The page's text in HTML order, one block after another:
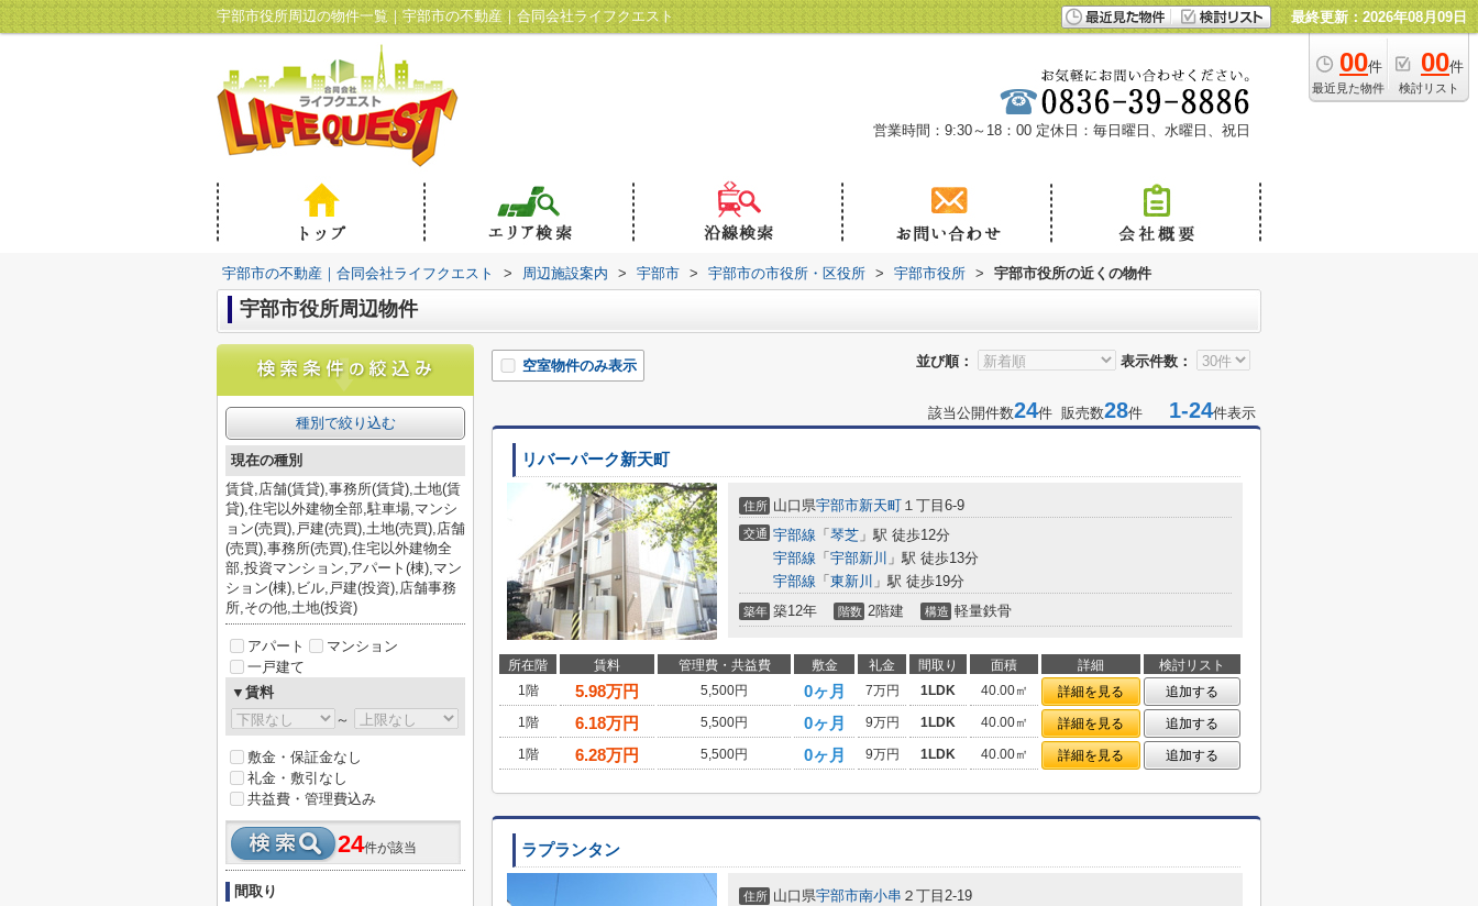
宇部市役所周辺の物件一覧｜宇部市の不動産｜合同会社ライフクエスト 最終更新：2026年08月09日
00件
最近見た物件
00件
検討リスト
営業時間：9:30～18：00 定休日：毎日曜日、水曜日、祝日
宇部市の不動産｜合同会社ライフクエスト > 周辺施設案内 > 宇部市 > 宇部市の市役所・区役所 > 宇部市役所 > 宇部市役所の近くの物件
宇部市役所周辺物件
並び順： 表示件数：
空室物件のみ表示
該当公開件数24件 販売数28件 1-24件表示
リバーパーク新天町
住所 山口県宇部市新天町 １丁目6-9
交通 宇部線 「 琴芝 」駅 徒歩12分
宇部線 「 宇部新川 」駅 徒歩13分
宇部線 「 東新川 」駅 徒歩19分
築年 築12年 階数 2階建 構造 軽量鉄骨
所在階 賃料 管理費・共益費 敷金 礼金 間取り 面積 詳細
検討リスト
1階
5.98万円 5,500円 0ヶ月 7万円 1LDK 40.00㎡ 詳細を見る
追加する
1階
6.18万円 5,500円 0ヶ月 9万円 1LDK 40.00㎡ 詳細を見る
追加する
1階
6.28万円 5,500円 0ヶ月 9万円 1LDK 40.00㎡ 詳細を見る 追加する
ラプランタン
住所 山口県宇部市南小串 ２丁目2-19
種別で絞り込む
現在の種別
賃貸,店舗(賃貸),事務所(賃貸),土地(賃
貸),住宅以外建物全部,駐車場,マンシ
ョン(売買),戸建(売買),土地(売買),店舗
(売買),事務所(売買),住宅以外建物全
部,投資マンション,アパート(棟),マン
ション(棟),ビル,戸建(投資),店舗事務
所,その他,土地(投資)
アパート
マンション
一戸建て
▼賃料
～
敷金・保証金なし
礼金・敷引なし
共益費・管理費込み
24件が該当
間取り